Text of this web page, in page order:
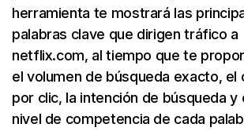
herramienta te mostrará las
palabras clave que dirigen tráfico a
netflix.com, al tiempo que te
el volumen de búsqueda exacto, el
por clic, la intención de búsqueda y
nivel de competencia de cada